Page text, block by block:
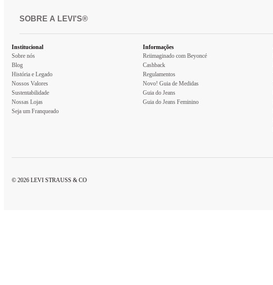
SOBRE A LEVI'S®
Institucional
Sobre nós
Blog
História e Legado
Nossos Valores
Sustentabilidade
Nossas Lojas
Seja um Franqueado
Informações
Reiimaginado com Beyoncé
Cashback
Regulamentos
Novo! Guia de Medidas
Guia do Jeans
Guia do Jeans Feminino
© 2026 LEVI STRAUSS & CO